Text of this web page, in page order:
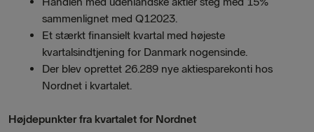
sammenlignet med Q12023.
Et stærkt finansielt kvartal med højeste
kvartalsindtjening for Danmark nogensinde.
Der blev oprettet 26.289 nye aktiesparekonti hos
Nordnet i kvartalet.
Højdepunkter fra kvartalet for Nordnet